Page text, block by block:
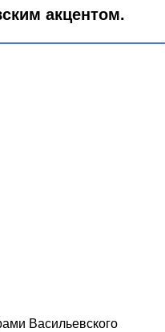
акцентом.
Васильевского